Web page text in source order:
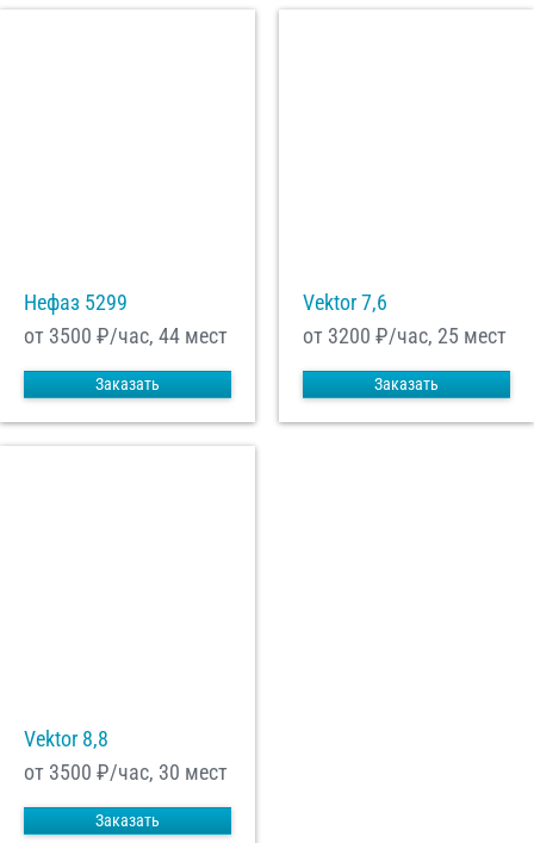
Нефаз 5299
от 3500 ₽/час, 44 мест
Заказать
Vektor 7,6
от 3200 ₽/час, 25 мест
Заказать
Vektor 8,8
от 3500 ₽/час, 30 мест
Заказать